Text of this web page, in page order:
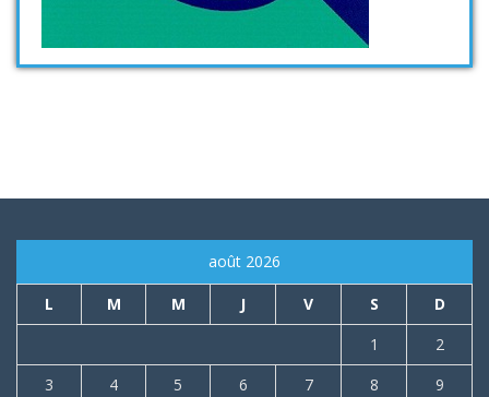
août 2026
L M M J V S
D
1
2
3
4 5 6 7 8
9